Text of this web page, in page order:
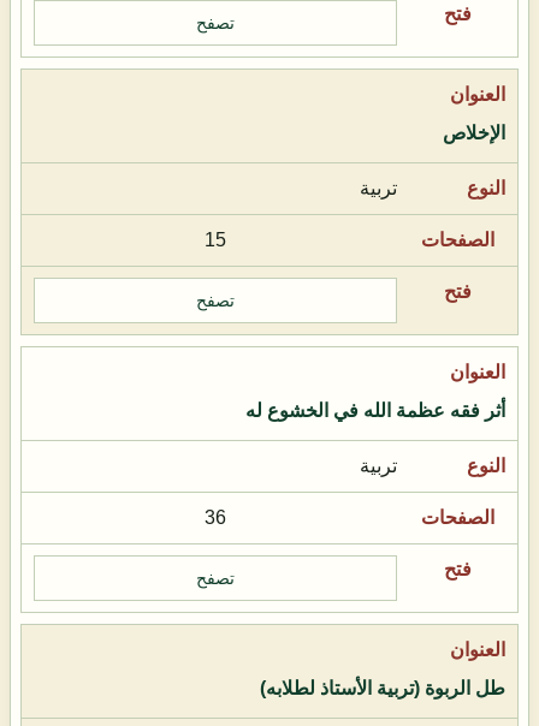
تصفح
الإخلاص
تربية
15
تصفح
أثر فقه عظمة الله في الخشوع له
تربية
36
تصفح
طل الربوة (تربية الأستاذ لطلابه)